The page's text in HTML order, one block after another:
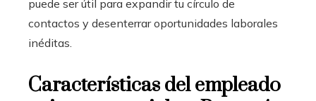
puede ser útil para expandir tu círculo de
contactos y desenterrar oportunidades laborales
inéditas.
Características del empleado